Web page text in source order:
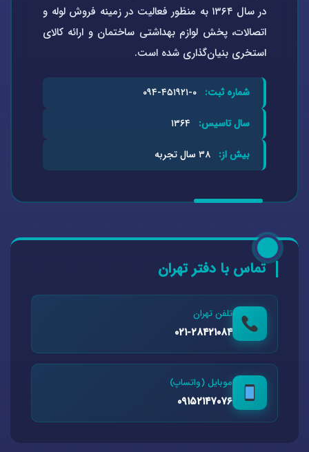
در سال ۱۳۶۴ به منظور فعالیت در زمینه فروش لوله و
اتصالات، پخش لوازم بهداشتی ساختمان و ارائه کالای
استخری بنیان‌گذاری شده است.
شماره ثبت:
سال تاسیس:
بیش از:
تماس با دفتر تهران
تلفن تهران
۰۲۱-۲۸۴۲۱۰۸۴
موبایل (واتساپ)
۰۹۱۵۲۱۴۷۰۷۶